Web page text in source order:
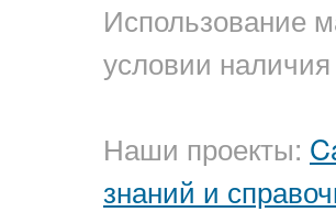
Использование
условии
Наши проекты:
знаний и